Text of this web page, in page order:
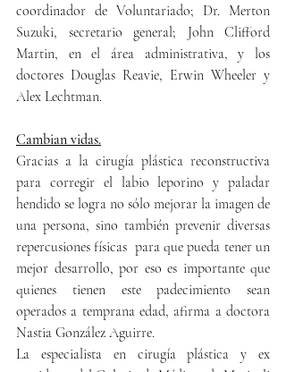
coordinador de Voluntariado; Dr. Merton
Suzuki, secretario general; John Clifford
Martin, en el área administrativa, y los
doctores Douglas Reavie, Erwin Wheeler y
Alex Lechtman.
Cambian vidas.
Gracias a la cirugía plástica reconstructiva
para corregir el labio leporino y paladar
hendido se logra no sólo mejorar la imagen de
una persona, sino también prevenir diversas
repercusiones físicas  para que pueda tener un
mejor desarrollo, por eso es importante que
quienes tienen este padecimiento sean
operados a temprana edad, afirma a doctora
Nastia González Aguirre.
La especialista en cirugía plástica y ex